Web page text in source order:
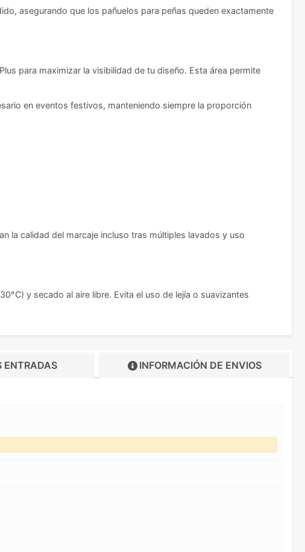
asegurando que los pañuelos para peñas queden exactamente
para maximizar la visibilidad de tu diseño. Esta área permite
en eventos festivos, manteniendo siempre la proporción
la calidad del marcaje incluso tras múltiples lavados y uso
y secado al aire libre. Evita el uso de lejía o suavizantes
ENTRADAS INFORMACIÓN DE ENVIOS